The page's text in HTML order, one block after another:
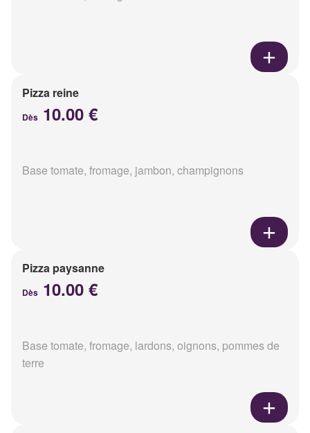
Pizza reine
Dès 10.00 €
Base tomate, fromage, jambon, champignons
Pizza paysanne
Dès 10.00 €
Base tomate, fromage, lardons, oignons, pommes de
terre